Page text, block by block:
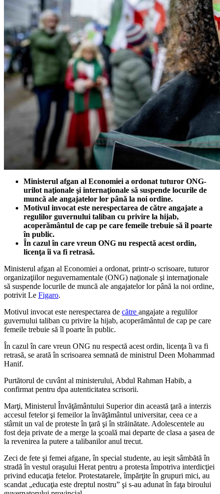
Ministerul afgan al Economiei a ordonat tuturor ONG-
urilot naţionale şi internaţionale să suspende locurile de
muncă ale angajatelor lor până la noi ordine.
Motivul invocat este nerespectarea de către angajate a
regulilor guvernului taliban cu privire la hijab,
acoperământul de cap pe care femeile trebuie să îl poarte
în public.
În cazul în care vreun ONG nu respectă acest ordin,
licenţa îi va fi retrasă.
Ministerul afgan al Economiei a ordonat, printr-o scrisoare, tuturor
organizaţiilor neguvernamentale (ONG) naţionale şi internaţionale
să suspende locurile de muncă ale angajatelor lor până la noi ordine,
potrivit Le Figaro.
Motivul invocat este nerespectarea de către angajate a regulilor
guvernului taliban cu privire la hijab, acoperământul de cap pe care
femeile trebuie să îl poarte în public.
În cazul în care vreun ONG nu respectă acest ordin, licenţa îi va fi
retrasă, se arată în scrisoarea semnată de ministrul Deen Mohammad
Hanif.
Purtătorul de cuvânt al ministerului, Abdul Rahman Habib, a
confirmat pentru dpa autenticitatea scrisorii.
Marţi, Ministerul Învăţământului Superior din această ţară a interzis
accesul fetelor şi femeilor la învăţământul universitar, ceea ce a
stârnit un val de proteste în ţară şi în străinătate. Adolescentele au
fost deja private de a merge la şcoală mai departe de clasa a şasea de
la revenirea la putere a talibanilor anul trecut.
Zeci de fete şi femei afgane, în special studente, au ieşit sâmbătă în
stradă în vestul oraşului Herat pentru a protesta împotriva interdicţiei
privind educaţia fetelor. Protestatarele, împărţite în grupuri mici, au
scandat „educaţia este dreptul nostru” şi s-au adunat în faţa biroului